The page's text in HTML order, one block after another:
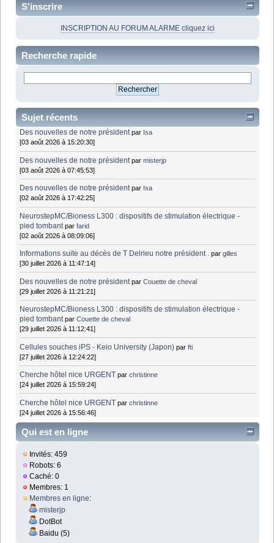
S'inscrire
INSCRIPTION AU FORUM ALARME cliquez ici
Recherche rapide
Sujet récents
Des nouvelles de notre président par Isa
[03 août 2026 à 15:20:30]
Des nouvelles de notre président parmisterjp
[03 août 2026 à 07:45:53]
Des nouvelles de notre président par Isa
[02 août 2026 à 17:42:25]
NeurostepMC/Bioness L300 : dispositifs de stimulation électrique -
pied tombant parfarid
[02 août 2026 à 08:09:06]
Informations suite au décès de T Delrieu notre président . pargilles
[30 juillet 2026 à 11:47:14]
Des nouvelles de notre président parCouette de cheval
[29 juillet 2026 à 11:21:21]
NeurostepMC/Bioness L300 : dispositifs de stimulation électrique -
pied tombant parCouette de cheval
[29 juillet 2026 à 11:12:41]
Cellules souches iPS - Keio University (Japon) parfti
[27 juillet 2026 à 12:24:22]
Cherche hôtel nice URGENT parchristinne
[24 juillet 2026 à 15:59:24]
Cherche hôtel nice URGENT parchristinne
[24 juillet 2026 à 15:56:46]
Qui est en ligne
Invités: 459
Robots: 6
Caché: 0
Membres: 1
Membres en ligne:
misterjp
DotBot
Baidu (5)